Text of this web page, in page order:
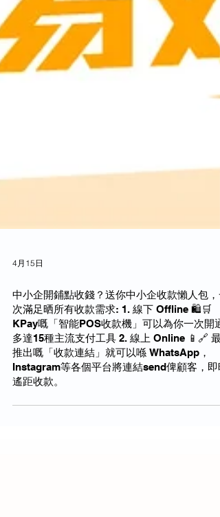
中小企開鋪點收錢？送你中小企收款懶人包，
次滿足晒所有收款需求: 1. 線下 Offline 🛍🛒
KPay嘅「智能POS收款機」可以為你一次開通
多達15種主流支付工具 2. 線上 Online 📱🔗 最
推出嘅「收款連結」就可以喺 WhatsApp，
Instagram等各個平台將連結send俾顧客，即